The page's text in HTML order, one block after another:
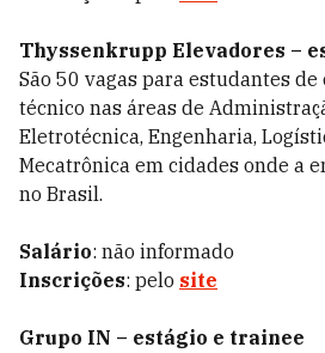
Thyssenkrupp Elevadores –
São 50 vagas para estudantes
técnico nas áreas de
Eletrotécnica, Engenharia,
Mecatrônica em cidades onde a
no Brasil.
Salário: não informado
Inscrições: pelo site
Grupo IN – estágio e trainee